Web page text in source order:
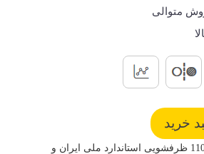
متوالی
شیر sitco سیتکو کد 110 ظرفشویی استاندارد ملی ایران و